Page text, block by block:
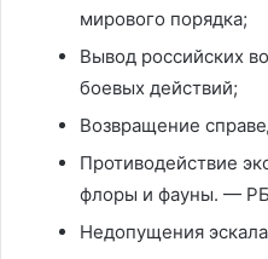
мирового порядка;
Вывод российских
боевых действий;
Возвращение
Противодействие
флоры и фауны. —
Недопущения